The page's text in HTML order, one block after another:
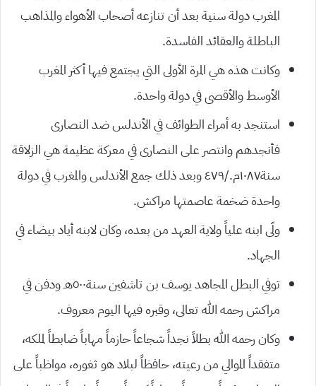
المغرب دولة سنية بعد أن تنازعه أصحاب الأهواء والمذاهب
الباطلة والعقائد الفاسدة.
وكانت هذه هي المرة الأولى التي يجتمع فيها أكثر المغرب
الأوسط والأقصى في دولة واحدة.
استنجد به أمراء الطوائف في الأندلس ضد النصارى
فأنجدهم وانتصر على النصارى في معركة عظيمة هي الزلاقة
سنة١٠٨٧م./٤٧٩ وبعد ذلك جمع الأندلس والمغرب في دولة
واحدة ضخمة عاصمتها مراكش.
ولّى ابنه علياً ولاية العهد من بعده، وكان لابنه أياد بيضاء في
الجهاد.
توفي البطل المجاهد يوسف بن تاشفين سنة٥٠٠هـ ودفن في
مراكش رحمه الله تعالى، وقبره فيها اليوم معروف.
وكان رحمه الله بطلاً نجداً شجاعاً حازماً مهاباً ضابطاً لملكه،
متفقداً الموالي من رعيته، حافظاً لبلاد هو ثغوره، مواظباً على